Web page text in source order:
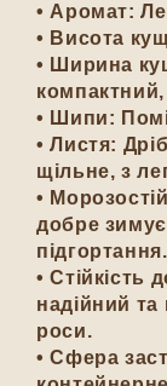
• Аромат:
• Висота
• Ширина
• Шипи:
• Листя:
щільне, з
•
добре
підгортання.
• Стійкість
надійний
роси.
• Сфера